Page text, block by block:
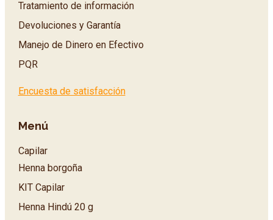
Tratamiento de información
Devoluciones y Garantía
Manejo de Dinero en Efectivo
PQR
Encuesta de satisfacción
Menú
Capilar
Henna borgoña
KIT Capilar
Henna Hindú 20 g